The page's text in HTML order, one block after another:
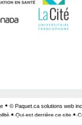
• © Paquet.ca solutions web
•Qui est derrière ce site•